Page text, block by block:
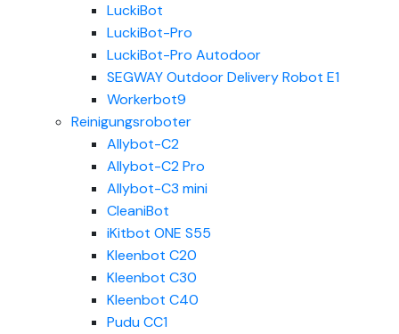
LuckiBot
LuckiBot-Pro
LuckiBot-Pro Autodoor
SEGWAY Outdoor Delivery Robot E1
Workerbot9
Reinigungsroboter
Allybot-C2
Allybot-C2 Pro
Allybot-C3 mini
CleaniBot
iKitbot ONE S55
Kleenbot C20
Kleenbot C30
Kleenbot C40
Pudu CC1